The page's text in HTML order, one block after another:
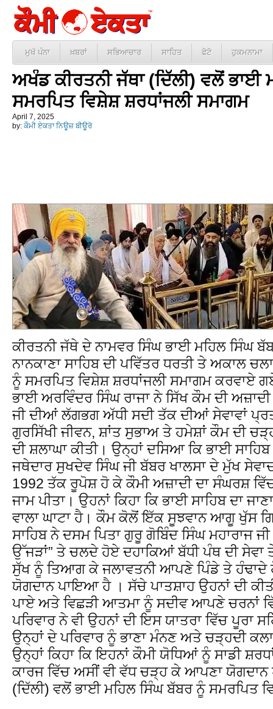
ਮੁਖੱ ਪੰਨਾ ਖ਼ਬਰਾਂ ਸਭਿਆਚਾਰ ਸਾਹਿਤ ਫੋਟੋ ਹੁਕਮਨਾਮਾ
ਅਖੰਡ ਕੀਰਤਨੀ ਜੱਥਾ (ਦਿੱਲੀ) ਵਲੋਂ ਭਾਈ
ਸਮਰਪਿਤ ਵਿਸ਼ੇਸ਼ ਸ਼ਰਧਾਂਜਲੀ ਸਮਾਗਮ
April 7, 2025
by: ਕੌਮੀ ਏਕਤਾ ਨਿਊਜ਼ ਬੀਊਰੋ
ਕੀਰਤਨੀ ਜੱਥੇ ਦੇ ਨਾਮਵਰ ਸਿੰਘ ਭਾਈ ਮਹਿਲ ਸਿੰਘ
ਨਾਨਕਾਣਾ ਸਾਹਿਬ ਦੀ ਪਵਿੱਤਰ ਧਰਤੀ ਤੇ ਅਕਾਲ
ਨੂੰ ਸਮਰਪਿਤ ਵਿਸ਼ੇਸ਼ ਸ਼ਰਧਾਂਜਲੀ ਸਮਾਗਮ ਕਰਵਾਏ
ਭਾਈ ਅਰਵਿੰਦਰ ਸਿੰਘ ਰਾਜਾ ਨੇ ਸਿੱਖ ਕੌਮ ਦੀ
ਜੀ ਦੀਆਂ ਲੱਗਭਗ ਅੱਧੀ ਸਦੀ ਤੱਕ ਦੀਆਂ ਸੇਵਾਵਾਂ
ਗੁਰਸਿੱਖੀ ਜੀਵਨ, ਸ਼ਾਂਤ ਸੁਭਾਅ ਤੇ ਹਮੇਸ਼ਾਂ ਕੌਮ ਦੀ
ਦੀ ਸ਼ਲਾਘਾ ਕੀਤੀ। ਉਨ੍ਹਾਂ ਦਸਿਆ ਕਿ ਭਾਈ
ਜਥੇਦਾਰ ਸੁਖਦੇਵ ਸਿੰਘ ਜੀ ਬੱਬਰ ਖਾਲਸਾ ਦੇ ਮੁੱਖ
1992 ਤੱਕ ਰੂਪੋਸ਼ ਹੋ ਕੇ ਕੌਮੀ ਅਜ਼ਾਦੀ ਦਾ ਸੰਘਰਸ਼
ਜਾਮ ਪੀਤਾ। ਉਹਨਾਂ ਕਿਹਾ ਕਿ ਭਾਈ ਸਾਹਿਬ ਦਾ
ਵਾਲਾ ਘਾਟਾ ਹੈ। ਕੌਮ ਕੋਲੋਂ ਇੱਕ ਸੂਝਵਾਨ ਆਗੂ ਖੁੱਸ
ਸਾਹਿਬ ਨੇ ਦਸਮ ਪਿਤਾ ਗੁਰੂ ਗੋਬਿੰਦ ਸਿੰਘ ਮਹਾਰਾਜ
ਉੱਜੜਾਂ” ਤੇ ਚਲਦੇ ਹੋਏ ਦਹਾਕਿਆਂ ਬੱਧੀ ਪੰਥ ਦੀ ਸੇਵਾ
ਸੁੱਖ ਨੂੰ ਤਿਆਗ ਕੇ ਜਲਾਵਤਨੀ ਆਪਣੇ ਪਿੰਡੇ ਤੇ ਹੰਢਾਦੇ
ਯੋਗਦਾਨ ਪਾਇਆ ਹੈ । ਸੱਚੇ ਪਾਤਸ਼ਾਹ ਉਹਨਾਂ ਦੀ
ਪਾਏ ਅਤੇ ਵਿਛੜੀ ਆਤਮਾ ਨੂੰ ਸਦੀਵ ਆਪਣੇ ਚਰਨਾਂ
ਪਰਿਵਾਰ ਨੇ ਵੀ ਉਹਨਾਂ ਦੀ ਇਸ ਯਾਤਰਾ ਵਿੱਚ ਪੂਰਾ
ਉਨ੍ਹਾਂ ਦੇ ਪਰਿਵਾਰ ਨੂੰ ਭਾਣਾ ਮੰਨਣ ਅਤੇ ਚੜ੍ਹਦੀ
ਉਨ੍ਹਾਂ ਕਿਹਾ ਕਿ ਇਹਨਾਂ ਕੌਮੀ ਯੋਧਿਆਂ ਨੂੰ ਸਾਡੀ
ਕਾਰਜ ਵਿੱਚ ਅਸੀਂ ਵੀ ਵੱਧ ਚੜ੍ਹ ਕੇ ਆਪਣਾ ਯੋਗਦਾਨ
(ਦਿੱਲੀ) ਵਲੋਂ ਭਾਈ ਮਹਿਲ ਸਿੰਘ ਬੱਬਰ ਨੂੰ ਸਮਰਪਿਤ